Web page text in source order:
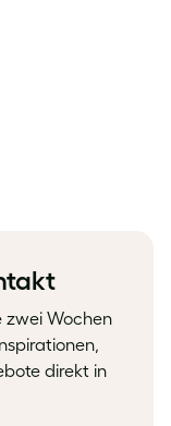
zwei Wochen
direkt in